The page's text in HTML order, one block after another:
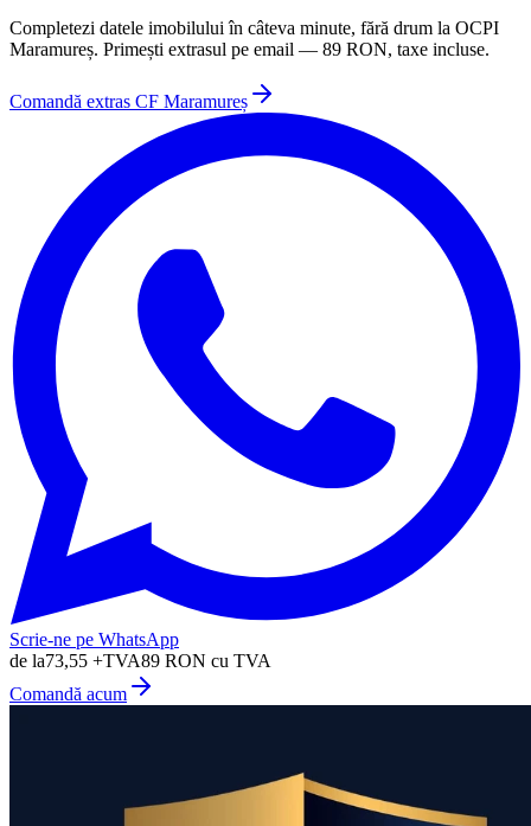
Completezi datele imobilului în câteva minute, fără drum la OCPI
Maramureș. Primești extrasul pe email — 89 RON, taxe incluse.
Comandă extras CF Maramureș
Scrie-ne pe WhatsApp
de la73,55 +TVA89 RON cu TVA
Comandă acum